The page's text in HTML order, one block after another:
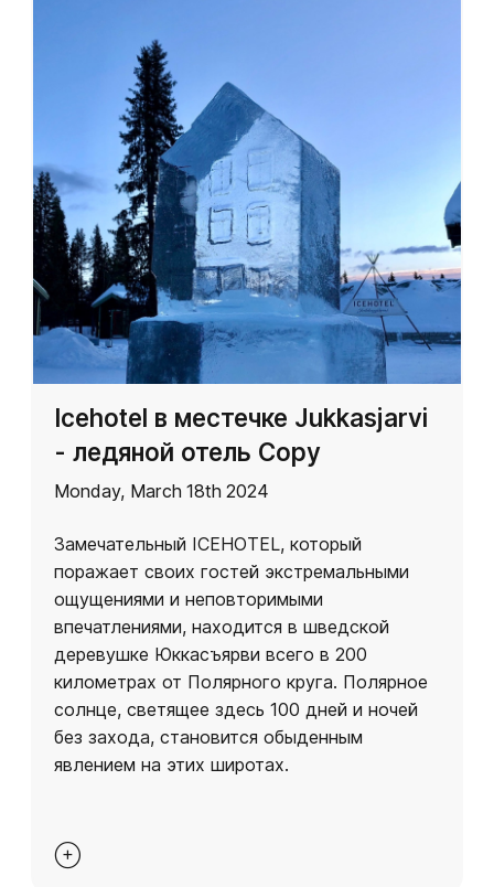
Icehotel в местечке Jukkasjarvi
- ледяной отель Copy
Monday, March 18th 2024
Замечательный ICEHOTEL, который
поражает своих гостей экстремальными
ощущениями и неповторимыми
впечатлениями, находится в шведской
деревушке Юккасъярви всего в 200
километрах от Полярного круга. Полярное
солнце, светящее здесь 100 дней и ночей
без захода, становится обыденным
явлением на этих широтах.
